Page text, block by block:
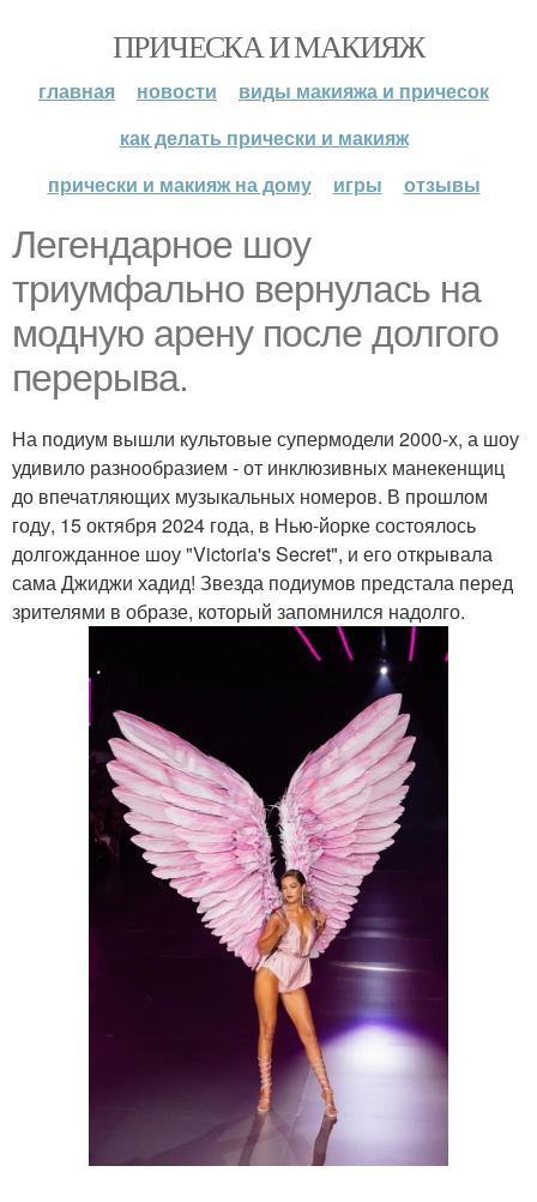
ПРИЧЕСКА И МАКИЯЖ
главная новости
виды макияжа и причесок
как делать прически и макияж
прически и макияж на дому
игры отзывы
Легендарное шоу
триумфально вернулась на
модную арену после долгого
перерыва.
На подиум вышли культовые супермодели 2000-х, а шоу
удивило разнообразием - от инклюзивных манекенщиц
до впечатляющих музыкальных номеров. В прошлом
году, 15 октября 2024 года, в Нью-йорке состоялось
долгожданное шоу "Victoria's Secret", и его открывала
сама Джиджи хадид! Звезда подиумов предстала перед
зрителями в образе, который запомнился надолго.